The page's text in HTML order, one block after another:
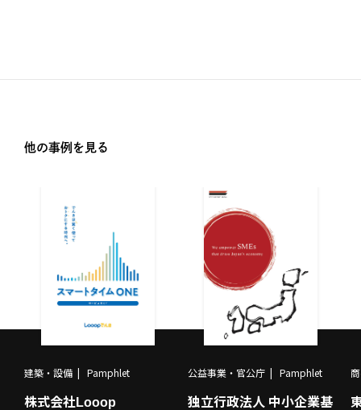
他の事例を見る
建築・設備 Pamphlet
株式会社Looop
公益事業・官公庁 Pamphlet
独立行政法人 中小企業基